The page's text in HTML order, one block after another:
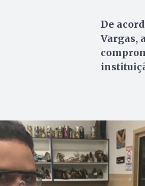
De
Vargas,